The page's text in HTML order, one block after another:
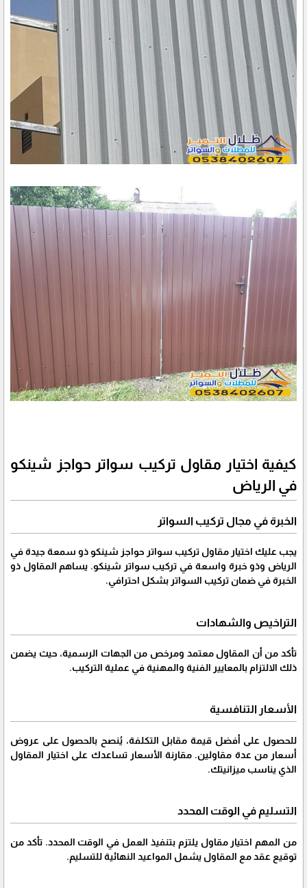
كيفية اختيار مقاول تركيب سواتر حواجز شينكو
في الرياض
الخبرة في مجال تركيب السواتر
يجب عليك اختيار مقاول تركيب سواتر حواجز شينكو ذو سمعة جيدة في
الرياض وذو خبرة واسعة في تركيب سواتر شينكو. يساهم المقاول ذو
الخبرة في ضمان تركيب السواتر بشكل احترافي.
التراخيص والشهادات
تأكد من أن المقاول معتمد ومرخص من الجهات الرسمية، حيث يضمن
ذلك الالتزام بالمعايير الفنية والمهنية في عملية التركيب.
الأسعار التنافسية
للحصول على أفضل قيمة مقابل التكلفة، يُنصح بالحصول على عروض
أسعار من عدة مقاولين. مقارنة الأسعار تساعدك على اختيار المقاول
الذي يناسب ميزانيتك.
التسليم في الوقت المحدد
من المهم اختيار مقاول يلتزم بتنفيذ العمل في الوقت المحدد. تأكد من
توقيع عقد مع المقاول يشمل المواعيد النهائية للتسليم.